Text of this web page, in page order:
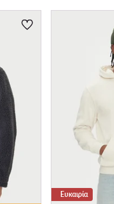
Ευκαιρία